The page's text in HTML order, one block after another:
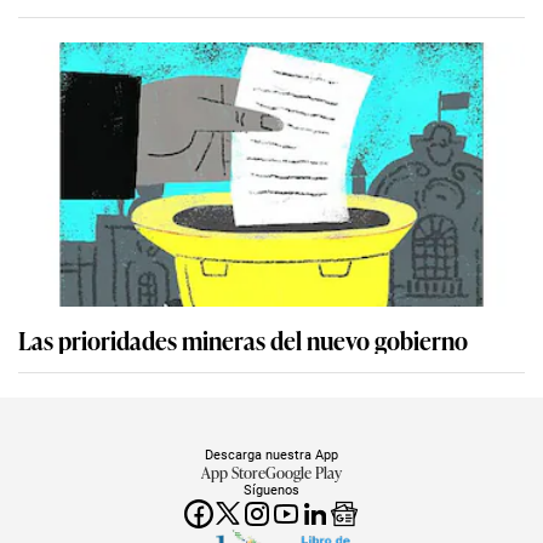
Las prioridades mineras del nuevo gobierno
Síguenos
Descarga nuestra App
App StoreGoogle Play